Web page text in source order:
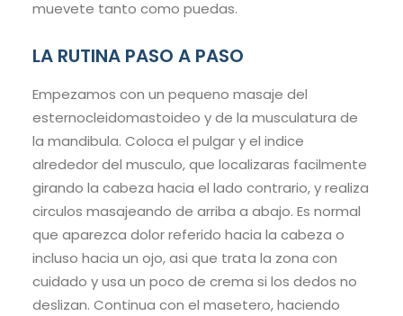
muevete tanto como puedas.
LA RUTINA PASO A PASO
Empezamos con un pequeno masaje del
esternocleidomastoideo y de la musculatura de
la mandibula. Coloca el pulgar y el indice
alrededor del musculo, que localizaras facilmente
girando la cabeza hacia el lado contrario, y realiza
circulos masajeando de arriba a abajo. Es normal
que aparezca dolor referido hacia la cabeza o
incluso hacia un ojo, asi que trata la zona con
cuidado y usa un poco de crema si los dedos no
deslizan. Continua con el masetero, haciendo